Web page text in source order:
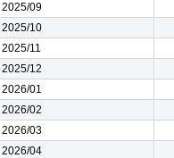
2025/09
2025/10
2025/11
2025/12
2026/01
2026/02
2026/03
2026/04